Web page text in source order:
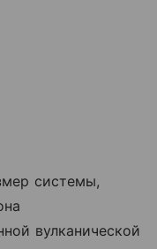
системы,
вулканической